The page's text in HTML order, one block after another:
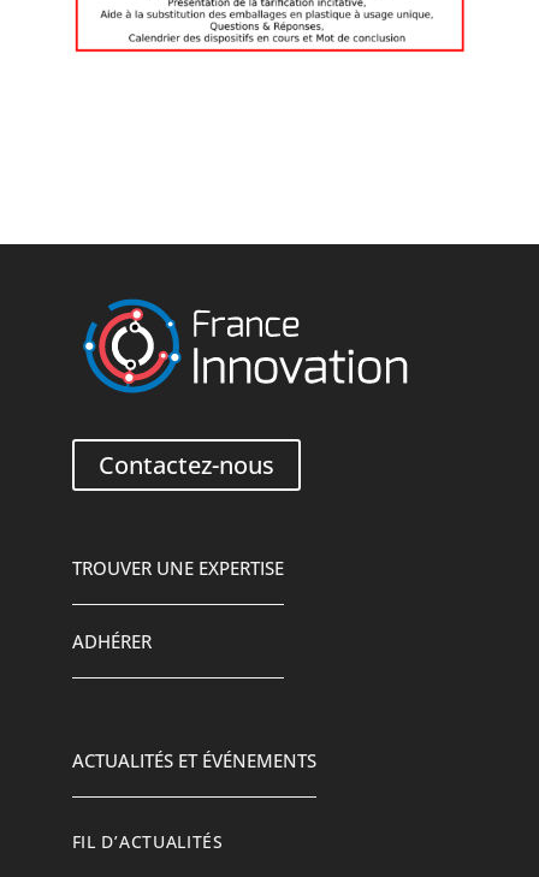
Contactez-nous
TROUVER UNE EXPERTISE
ADHÉRER
ACTUALITÉS ET ÉVÉNEMENTS
FIL D’ACTUALITÉS